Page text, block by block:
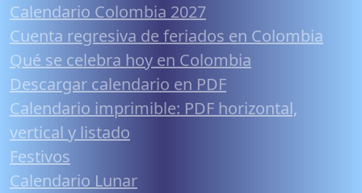
Calendario Colombia 2027
Cuenta regresiva de feriados en Colombia
Qué se celebra hoy en Colombia
Descargar calendario en PDF
Calendario imprimible: PDF horizontal,
vertical y listado
Festivos
Calendario Lunar